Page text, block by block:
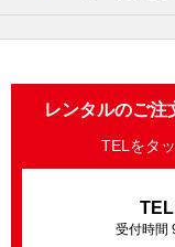
レンタルのご注
TELをタ
受付時間